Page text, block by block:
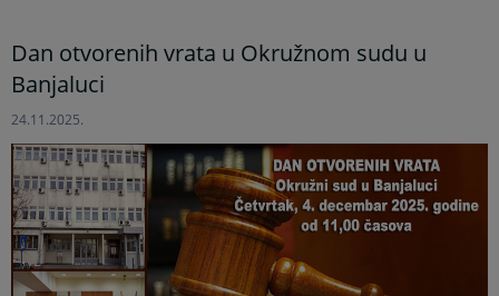
Dan otvorenih vrata u Okružnom sudu u
Banjaluci
24.11.2025.